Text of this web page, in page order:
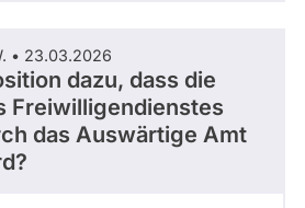
• 23.03.2026
dazu, dass die
Freiwilligendienstes
das Auswärtige Amt